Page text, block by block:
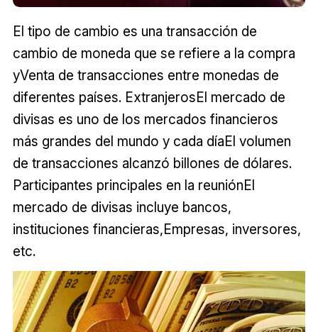
El tipo de cambio es una transacción de
cambio de moneda que se refiere a la compra
yVenta de transacciones entre monedas de
diferentes países. ExtranjerosEl mercado de
divisas es uno de los mercados financieros
más grandes del mundo y cada díaEl volumen
de transacciones alcanzó billones de dólares.
Participantes principales en la reuniónEl
mercado de divisas incluye bancos,
instituciones financieras,Empresas, inversores,
etc.